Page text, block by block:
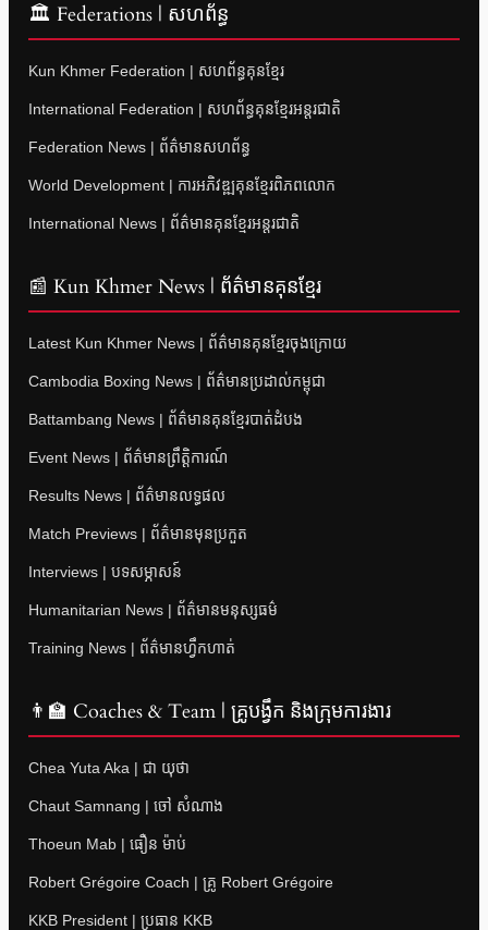
🏛 Federations | សហព័ន្ធ
Kun Khmer Federation | សហព័ន្ធគុនខ្មែរ
International Federation | សហព័ន្ធគុនខ្មែរអន្តរជាតិ
Federation News | ព័ត៌មានសហព័ន្ធ
World Development | ការអភិវឌ្ឍគុនខ្មែរពិភពលោក
International News | ព័ត៌មានគុនខ្មែរអន្តរជាតិ
📰 Kun Khmer News | ព័ត៌មានគុនខ្មែរ
Latest Kun Khmer News | ព័ត៌មានគុនខ្មែរចុងក្រោយ
Cambodia Boxing News | ព័ត៌មានប្រដាល់កម្ពុជា
Battambang News | ព័ត៌មានគុនខ្មែរបាត់ដំបង
Event News | ព័ត៌មានព្រឹត្តិការណ៍
Results News | ព័ត៌មានលទ្ធផល
Match Previews | ព័ត៌មានមុនប្រកួត
Interviews | បទសម្ភាសន៍
Humanitarian News | ព័ត៌មានមនុស្សធម៌
Training News | ព័ត៌មានហ្វឹកហាត់
👨‍🏫 Coaches & Team | គ្រូបង្វឹក និងក្រុមការងារ
Chea Yuta Aka | ជា យុថា
Chaut Samnang | ចៅ សំណាង
Thoeun Mab | ធឿន ម៉ាប់
Robert Grégoire Coach | គ្រូ Robert Grégoire
KKB President | ប្រធាន KKB